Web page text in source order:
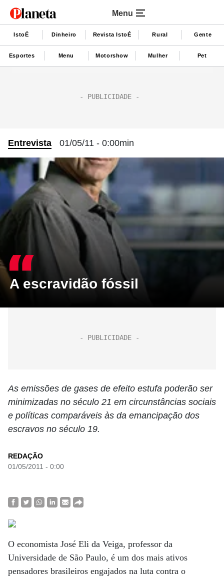
Menu
IstoÉ Dinheiro Revista IstoÉ Rural Gente
Esportes Menu Motorshow Mulher Pet
Entrevista 01/05/11 - 0:00min
A escravidão fóssil
As emissões de gases de efeito estufa poderão ser
minimizadas no século 21 em circunstâncias sociais
e políticas comparáveis às da emancipação dos
escravos no século 19.
REDAÇÃO
01/05/2011 - 0:00
O economista José Eli da Veiga, professor da
Universidade de São Paulo, é um dos mais ativos
pensadores brasileiros engajados na luta contra o